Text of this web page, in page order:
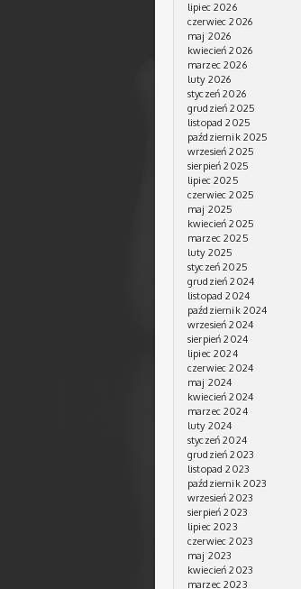
lipiec 2026
czerwiec 2026
maj 2026
kwiecień 2026
marzec 2026
luty 2026
styczeń 2026
grudzień 2025
listopad 2025
październik 2025
wrzesień 2025
sierpień 2025
lipiec 2025
czerwiec 2025
maj 2025
kwiecień 2025
marzec 2025
luty 2025
styczeń 2025
grudzień 2024
listopad 2024
październik 2024
wrzesień 2024
sierpień 2024
lipiec 2024
czerwiec 2024
maj 2024
kwiecień 2024
marzec 2024
luty 2024
styczeń 2024
grudzień 2023
listopad 2023
październik 2023
wrzesień 2023
sierpień 2023
lipiec 2023
czerwiec 2023
maj 2023
kwiecień 2023
marzec 2023